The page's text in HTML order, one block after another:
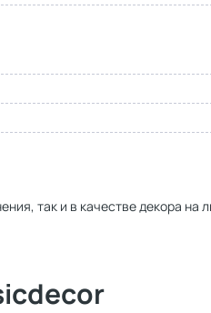
так и в качестве декора